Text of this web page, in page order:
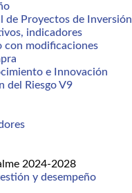
de Proyectos de Inversión
indicadores
con modificaciones
e Innovación
del Riesgo V9
2024-2028
y desempeño